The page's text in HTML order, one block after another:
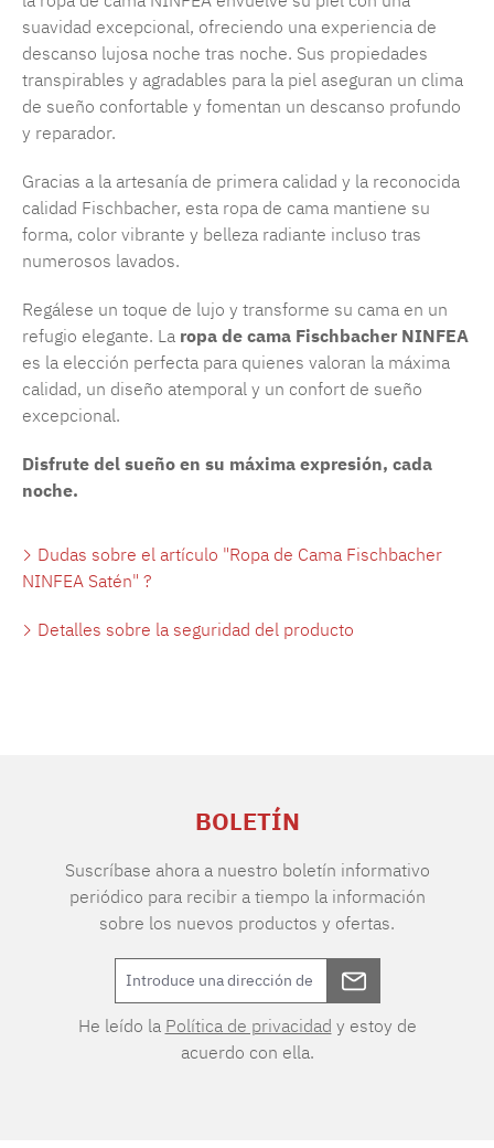
suavidad excepcional, ofreciendo una experiencia de
descanso lujosa noche tras noche. Sus propiedades
transpirables y agradables para la piel aseguran un clima
de sueño confortable y fomentan un descanso profundo
y reparador.
Gracias a la artesanía de primera calidad y la reconocida
calidad Fischbacher, esta ropa de cama mantiene su
forma, color vibrante y belleza radiante incluso tras
numerosos lavados.
Regálese un toque de lujo y transforme su cama en un
refugio elegante. La ropa de cama Fischbacher NINFEA
es la elección perfecta para quienes valoran la máxima
calidad, un diseño atemporal y un confort de sueño
excepcional.
Disfrute del sueño en su máxima expresión, cada
noche.
Dudas sobre el artículo "Ropa de Cama Fischbacher
NINFEA Satén" ?
Detalles sobre la seguridad del producto
BOLETÍN
Suscríbase ahora a nuestro boletín informativo
periódico para recibir a tiempo la información
sobre los nuevos productos y ofertas.
He leído la Política de privacidad y estoy de
acuerdo con ella.